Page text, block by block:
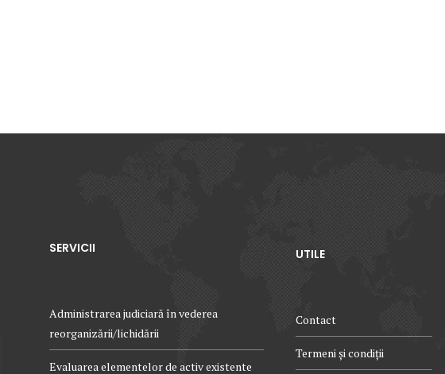
SERVICII
Administrarea judiciară în vederea
reorganizării/lichidării
Evaluarea elementelor de activ existente
UTILE
Contact
Termeni și condiții